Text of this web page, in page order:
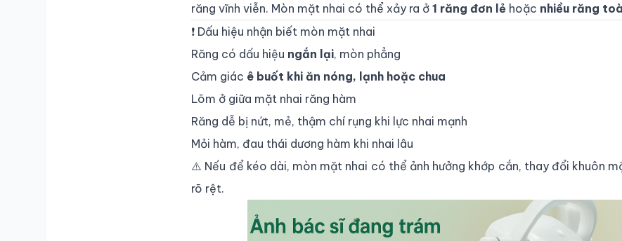
răng vĩnh viễn. Mòn mặt nhai có thể xảy ra ở 1 răng đơn lẻ hoặc nhiều răng
❗ Dấu hiệu nhận biết mòn mặt nhai
Răng có dấu hiệu ngắn lại, mòn phẳng
Cảm giác ê buốt khi ăn nóng, lạnh hoặc chua
Lõm ở giữa mặt nhai răng hàm
Răng dễ bị nứt, mẻ, thậm chí rụng khi lực nhai mạnh
Mỏi hàm, đau thái dương hàm khi nhai lâu
⚠️ Nếu để kéo dài, mòn mặt nhai có thể ảnh hưởng khớp cắn, thay đổi khuôn
rõ rệt.